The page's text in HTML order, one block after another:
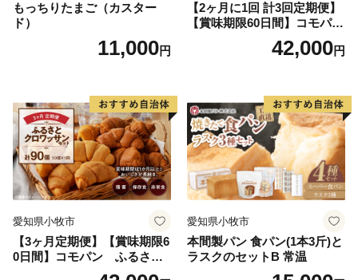
もっちりたまご（カスター
ド）
11,000円
【2ヶ月に1回 計3回定期便】
【賞味期限60日間】コモパ
ン ふるさとクロワッサンセ
ット（計90個）／災害用備蓄
42,000円
愛知県小牧市
【3ヶ月定期便】【賞味期限6
0日間】コモパン ふるさと
クロワッサンセット（計90
愛知県小牧市
本間製パン 食パン(1本3斤)と
ラスクのセットB 常温